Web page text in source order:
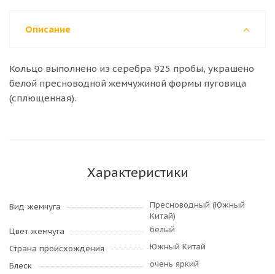
Описание
Кольцо выполнено из серебра 925 пробы, украшено
белой пресноводной жемчужиной формы пуговица
(сплющенная).
Характеристики
Вид жемчуга
Пресноводный (Южный
Китай)
Цвет жемчуга
белый
Страна происхождения
Южный Китай
Блеск
очень яркий